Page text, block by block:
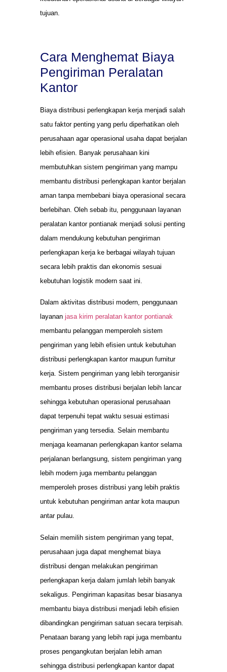
tujuan.
Cara Menghemat Biaya
Pengiriman Peralatan
Kantor
Biaya distribusi perlengkapan kerja menjadi salah
satu faktor penting yang perlu diperhatikan oleh
perusahaan agar operasional usaha dapat berjalan
lebih efisien. Banyak perusahaan kini
membutuhkan sistem pengiriman yang mampu
membantu distribusi perlengkapan kantor berjalan
aman tanpa membebani biaya operasional secara
berlebihan. Oleh sebab itu, penggunaan layanan
peralatan kantor pontianak menjadi solusi penting
dalam mendukung kebutuhan pengiriman
perlengkapan kerja ke berbagai wilayah tujuan
secara lebih praktis dan ekonomis sesuai
kebutuhan logistik modern saat ini.
Dalam aktivitas distribusi modern, penggunaan
layanan jasa kirim peralatan kantor pontianak
membantu pelanggan memperoleh sistem
pengiriman yang lebih efisien untuk kebutuhan
distribusi perlengkapan kantor maupun furnitur
kerja. Sistem pengiriman yang lebih terorganisir
membantu proses distribusi berjalan lebih lancar
sehingga kebutuhan operasional perusahaan
dapat terpenuhi tepat waktu sesuai estimasi
pengiriman yang tersedia. Selain membantu
menjaga keamanan perlengkapan kantor selama
perjalanan berlangsung, sistem pengiriman yang
lebih modern juga membantu pelanggan
memperoleh proses distribusi yang lebih praktis
untuk kebutuhan pengiriman antar kota maupun
antar pulau.
Selain memilih sistem pengiriman yang tepat,
perusahaan juga dapat menghemat biaya
distribusi dengan melakukan pengiriman
perlengkapan kerja dalam jumlah lebih banyak
sekaligus. Pengiriman kapasitas besar biasanya
membantu biaya distribusi menjadi lebih efisien
dibandingkan pengiriman satuan secara terpisah.
Penataan barang yang lebih rapi juga membantu
proses pengangkutan berjalan lebih aman
sehingga distribusi perlengkapan kantor dapat